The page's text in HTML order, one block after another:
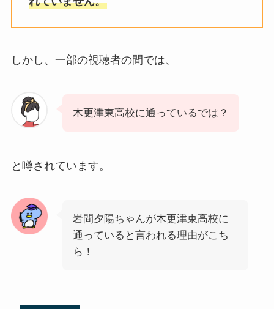
しかし、一部の視聴者の間では、
木更津東高校に通っているでは？
と噂されています。
岩間夕陽ちゃんが木更津東高校に
通っていると言われる理由がこち
ら！